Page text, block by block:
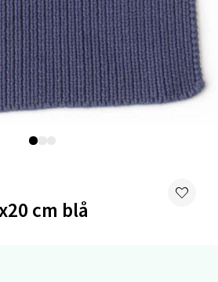
cm blå
Velg
Sandnes - Kvadrat
4313 Sandnes